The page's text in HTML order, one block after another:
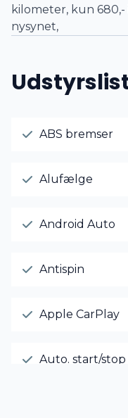
kilometer, kun
nysynet,
ABS bremser
Alufælge
Android Auto
Antispin
Apple CarPlay
Auto. start/stop